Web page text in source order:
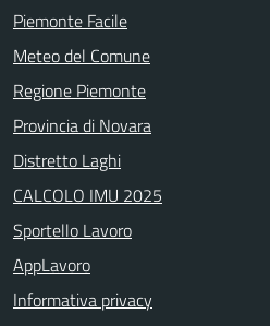
Piemonte Facile
Meteo del Comune
Regione Piemonte
Provincia di Novara
Distretto Laghi
CALCOLO IMU 2025
Sportello Lavoro
AppLavoro
Informativa privacy